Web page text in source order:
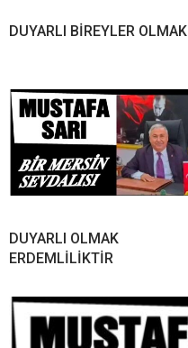
DUYARLI BİREYLER OLMAK
DUYARLI OLMAK
ERDEMLİLİKTİR